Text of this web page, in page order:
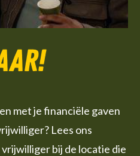
met je financiële gaven
Lees ons
vrijwilliger bij de locatie die